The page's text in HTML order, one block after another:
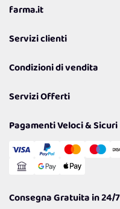
farma.it
Coupon
Lavora con noi
Politiche per la parità di genere
Servizi clienti
Richiamami
Resi
Condizioni di vendita
Spedizioni
Cookie Policy
Gestisci Cookie
Servizi Offerti
Reso Facile e Veloce
Pagamenti Veloci & Sicuri
Consegna Gratuita in 24/